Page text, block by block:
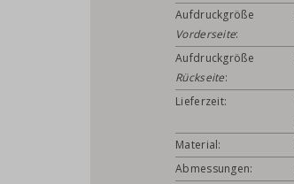
Aufdruckgröße
Vorderseite:
Aufdruckgröße
Rückseite:
Lieferzeit:
Material:
Abmessungen: